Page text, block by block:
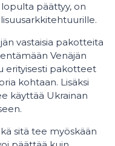
päättyy, on
vastaisia pakotteita
Venäjän
erityisesti pakotteet
kohtaan. Lisäksi
käyttää Ukrainan
sitä tee myöskään